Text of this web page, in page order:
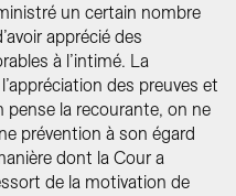
un certain nombre
apprécié des
à l’intimé. La
des preuves et
pense la recourante, on ne
prévention à son égard
dont la Cour a
de la motivation de